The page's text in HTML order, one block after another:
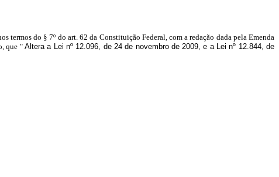
termos do § 7º do art. 62 da Constituição Federal, com a redação dada pela Emenda
que " Altera a Lei nº 12.096, de 24 de novembro de 2009, e a Lei nº 12.844, de